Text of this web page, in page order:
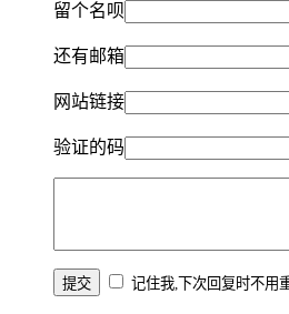
留个名呗
还有邮箱
网站链接
验证的码
记住我,下次回复时不用